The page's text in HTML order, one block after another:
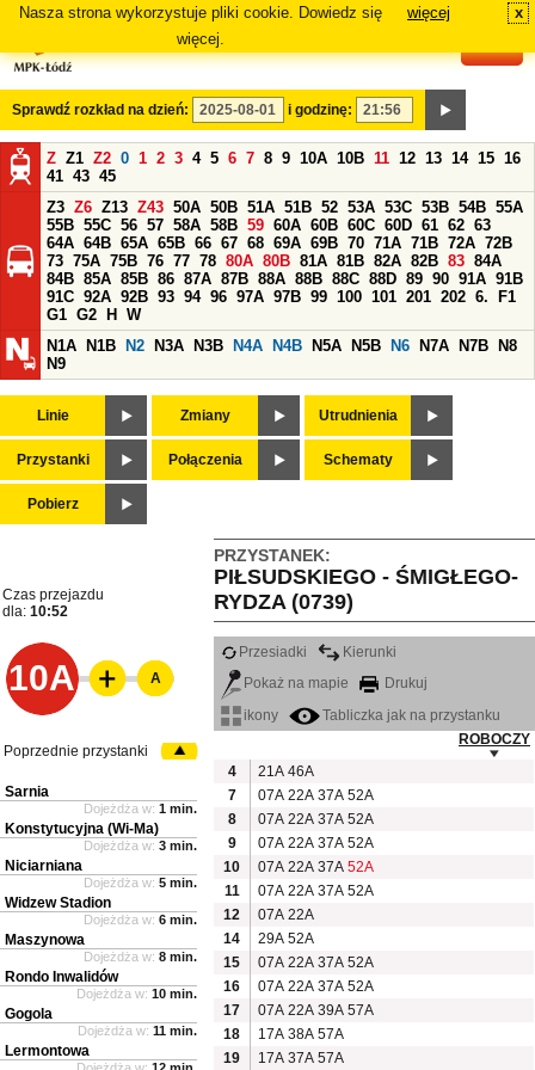
Nasza strona wykorzystuje pliki cookie. Dowiedz się
więcej.
więcej x
Sprawdź rozkład na dzień: i godzinę:
Z Z1 Z2 0 1 2 3 4 5 6 7 8 9 10A 10B 11 12 13 14 15 16
41 43 45
Z3 Z6 Z13 Z43 50A 50B 51A 51B 52 53A 53C 53B 54B 55A
55B 55C 56 57 58A 58B 59 60A 60B 60C 60D 61 62 63
64A 64B 65A 65B 66 67 68 69A 69B 70 71A 71B 72A 72B
73 75A 75B 76 77 78 80A 80B 81A 81B 82A 82B 83 84A
84B 85A 85B 86 87A 87B 88A 88B 88C 88D 89 90 91A 91B
91C 92A 92B 93 94 96 97A 97B 99 100 101 201 202 6.
F1
G1 G2 H
W
N1A
N1B N2 N3A N3B N4A N4B N5A N5B N6 N7A N7B
N8
N9
Linie Zmiany Utrudnienia
Przystanki Połączenia Schematy
Pobierz
PRZYSTANEK:
PIŁSUDSKIEGO - ŚMIGŁEGO-
RYDZA (0739)
Czas przejazdu
dla: 10:52
10A
Przesiadki
Kierunki
Pokaż na mapie
Drukuj
ikony
Tabliczka jak na przystanku
ROBOCZY
4
21A 46A
7
07A 22A 37A 52A
8
07A 22A 37A 52A
9
07A 22A 37A 52A
10
07A 22A 37A 52A
11
07A 22A 37A 52A
12
07A 22A
14
29A 52A
15
07A 22A 37A 52A
16
07A 22A 37A 52A
17
07A 22A 39A 57A
18
17A 38A 57A
19
17A 37A 57A
A
Poprzednie przystanki
Sarnia
Dojeżdża w: 1 min.
Konstytucyjna (Wi-Ma)
Dojeżdża w: 3 min.
Niciarniana
Dojeżdża w: 5 min.
Widzew Stadion
Dojeżdża w: 6 min.
Maszynowa
Dojeżdża w: 8 min.
Rondo Inwalidów
Dojeżdża w: 10 min.
Gogola
Dojeżdża w: 11 min.
Lermontowa